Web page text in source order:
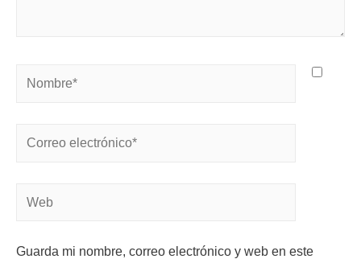
Guarda mi nombre, correo electrónico y web en este